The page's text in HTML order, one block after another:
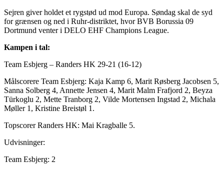
Sejren giver holdet et rygstød ud mod Europa. Søndag skal de syd
for grænsen og ned i Ruhr-distriktet, hvor BVB Borussia 09
Dortmund venter i DELO EHF Champions League.
Kampen i tal:
Team Esbjerg – Randers HK 29-21 (16-12)
Målscorere Team Esbjerg: Kaja Kamp 6, Marit Røsberg Jacobsen 5,
Sanna Solberg 4, Annette Jensen 4, Marit Malm Frafjord 2, Beyza
Türkoglu 2, Mette Tranborg 2, Vilde Mortensen Ingstad 2, Michala
Møller 1, Kristine Breistøl 1.
Topscorer Randers HK: Mai Kragballe 5.
Udvisninger:
Team Esbjerg: 2